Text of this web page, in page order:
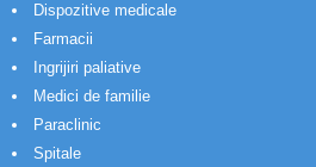
Dispozitive medicale
Farmacii
Ingrijiri paliative
Medici de familie
Paraclinic
Spitale